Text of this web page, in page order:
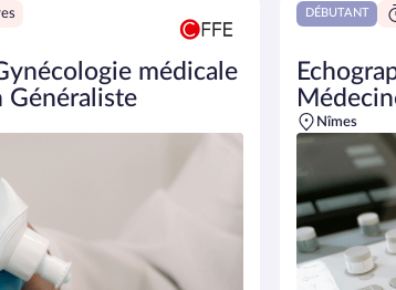
médicale
Généraliste
DÉBUTANT
Nîmes